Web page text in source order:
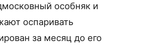
особняк и
оспаривать
за месяц до его